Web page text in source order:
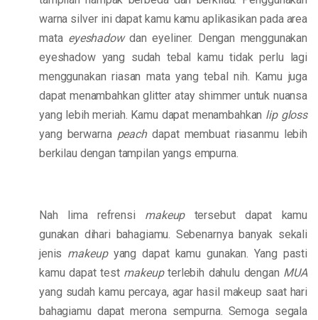
warna silver ini dapat kamu kamu aplikasikan pada area
mata eyeshadowdan eyeliner. Dengan menggunakan
eyeshadow yang sudah tebal kamu tidak perlu lagi
menggunakan riasan mata yang tebal nih. Kamu juga
dapat menambahkan glitter atay shimmer untuk nuansa
yang lebih meriah. Kamu dapat menambahkan lip gloss
yang berwarna peachdapat membuat riasanmu lebih
berkilau dengan tampilan yangs empurna.
Nah lima refrensi makeuptersebut dapat kamu
gunakan dihari bahagiamu. Sebenarnya banyak sekali
jenis makeupyang dapat kamu gunakan. Yang pasti
kamu dapat test makeupterlebih dahulu dengan MUA
yang sudah kamu percaya, agar hasil makeup saat hari
bahagiamu dapat merona sempurna. Semoga segala